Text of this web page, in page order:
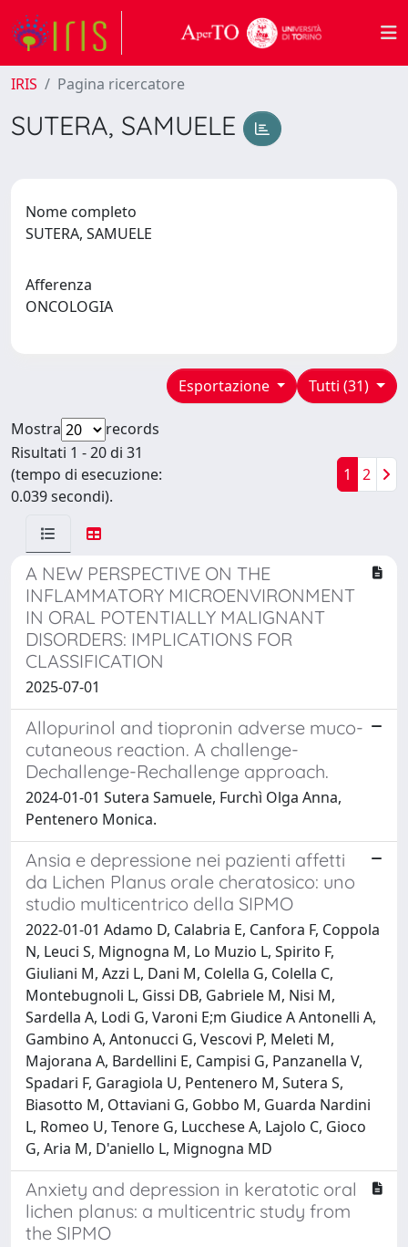
IRIS Pagina ricercatore
SUTERA, SAMUELE
Nome completo
SUTERA, SAMUELE
Afferenza
ONCOLOGIA
Tutti (31)
Esportazione
Mostra
records
Risultati 1 - 20 di 31
(tempo di esecuzione:
0.039 secondi).
1 2
A NEW PERSPECTIVE ON THE
INFLAMMATORY MICROENVIRONMENT
IN ORAL POTENTIALLY MALIGNANT
DISORDERS: IMPLICATIONS FOR
CLASSIFICATION
2025-07-01
Allopurinol and tiopronin adverse muco-
cutaneous reaction. A challenge-
Dechallenge-Rechallenge approach.
2024-01-01 Sutera Samuele, Furchì Olga Anna,
Pentenero Monica.
Ansia e depressione nei pazienti affetti
da Lichen Planus orale cheratosico: uno
studio multicentrico della SIPMO
2022-01-01 Adamo D, Calabria E, Canfora F, Coppola
N, Leuci S, Mignogna M, Lo Muzio L, Spirito F,
Giuliani M, Azzi L, Dani M, Colella G, Colella C,
Montebugnoli L, Gissi DB, Gabriele M, Nisi M,
Sardella A, Lodi G, Varoni E;m Giudice A Antonelli A,
Gambino A, Antonucci G, Vescovi P, Meleti M,
Majorana A, Bardellini E, Campisi G, Panzanella V,
Spadari F, Garagiola U, Pentenero M, Sutera S,
Biasotto M, Ottaviani G, Gobbo M, Guarda Nardini
L, Romeo U, Tenore G, Lucchese A, Lajolo C, Gioco
G, Aria M, D'aniello L, Mignogna MD
Anxiety and depression in keratotic oral
lichen planus: a multicentric study from
the SIPMO